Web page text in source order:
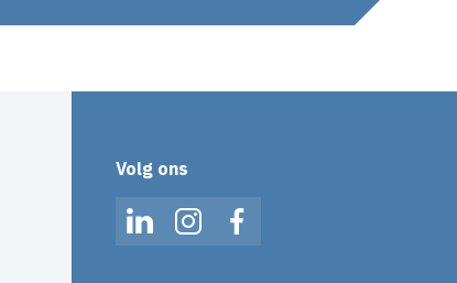
Volg ons
LinkedInInstagramFacebook